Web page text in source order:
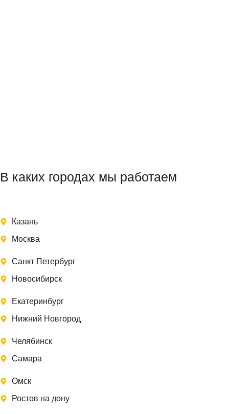
В каких городах мы работаем
Казань
Москва
Санкт Петербург
Новосибирск
Екатеринбург
Нижний Новгород
Челябинск
Самара
Омск
Ростов на дону